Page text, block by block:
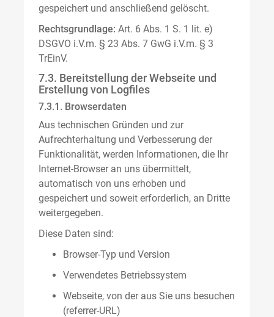
gespeichert und anschließend gelöscht.
Rechtsgrundlage: Art. 6 Abs. 1 S. 1 lit. e)
DSGVO i.V.m. § 23 Abs. 7 GwG i.V.m. § 3
TrEinV.
7.3. Bereitstellung der Webseite und
Erstellung von Logfiles
7.3.1. Browserdaten
Aus technischen Gründen und zur
Aufrechterhaltung und Verbesserung der
Funktionalität, werden Informationen, die Ihr
Internet-Browser an uns übermittelt,
automatisch von uns erhoben und
gespeichert und soweit erforderlich, an Dritte
weitergegeben.
Diese Daten sind:
Browser-Typ und Version
Verwendetes Betriebssystem
Webseite, von der aus Sie uns besuchen
(referrer-URL)